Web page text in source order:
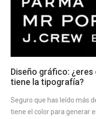
Diseño gráfico:
tiene la tipografía?
Seguro que has leído más
tiene el color para generar